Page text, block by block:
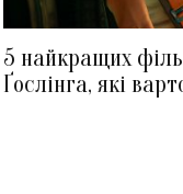
5 найкращих
Ґослінга, які